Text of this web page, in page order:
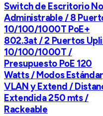
Switch de Escritorio No
Administrable / 8
10/100/1000T PoE+
802.3at / 2 Puertos
10/100/1000T /
Presupuesto PoE 120
Watts / Modos
VLAN y Extend /
Extendida 250 mts /
Rackeable